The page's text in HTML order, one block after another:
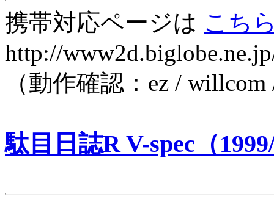
携帯対応ページは こち
http://
（動作確認：ez /
駄目日誌R V-spec（